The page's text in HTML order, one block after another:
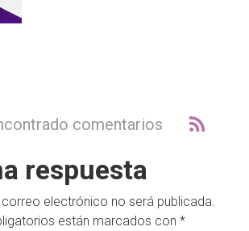
comentarios
respuesta
electrónico no será publicada.
están marcados con *